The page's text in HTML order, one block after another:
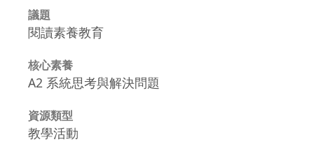
議題
閱讀素養教育
核心素養
A2 系統思考與解決問題
資源類型
教學活動